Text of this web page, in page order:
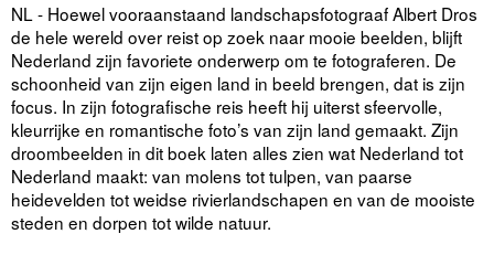
NL - Hoewel vooraanstaand landschapsfotograaf Albert Dros
de hele wereld over reist op zoek naar mooie beelden, blijft
Nederland zijn favoriete onderwerp om te fotograferen. De
schoonheid van zijn eigen land in beeld brengen, dat is zijn
focus. In zijn fotografische reis heeft hij uiterst sfeervolle,
kleurrijke en romantische foto’s van zijn land gemaakt. Zijn
droombeelden in dit boek laten alles zien wat Nederland tot
Nederland maakt: van molens tot tulpen, van paarse
heidevelden tot weidse rivierlandschapen en van de mooiste
steden en dorpen tot wilde natuur.